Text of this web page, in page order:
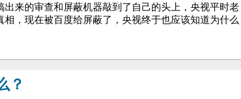
出来的审查和屏蔽机器敲到了自己的头上，央视平时老
，现在被百度给屏蔽了，央视终于也应该知道为什么
？